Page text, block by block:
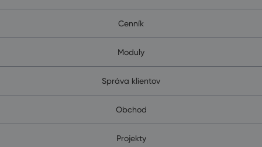
Cenník
Moduly
Správa klientov
Obchod
Projekty